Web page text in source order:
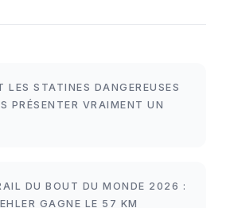
LES STATINES DANGEREUSES
PRÉSENTER VRAIMENT UN
DU BOUT DU MONDE 2026 :
GAGNE LE 57 KM